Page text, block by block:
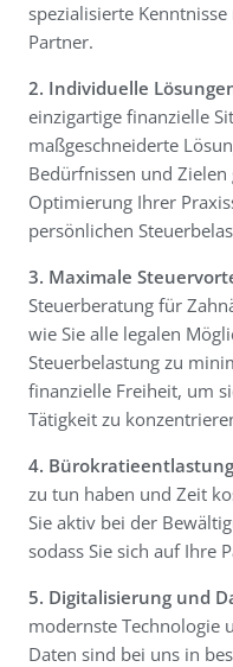
spezialisierte
Partner.
2. Individuelle
einzigartige finanzielle
maßgeschneiderte
Bedürfnissen und
Optimierung Ihrer
persönlichen
3. Maximale
Steuerberatung für
wie Sie alle legalen
Steuerbelastung zu
finanzielle Freiheit, um
Tätigkeit zu
4.
zu tun haben und Zeit
Sie aktiv bei der
sodass Sie sich auf Ihre
5. Digitalisierung und
modernste Technologie
Daten sind bei uns in